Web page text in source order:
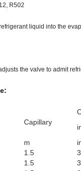
R502
liquid into the
the valve to admit
Capillary
m
1.5
1.5